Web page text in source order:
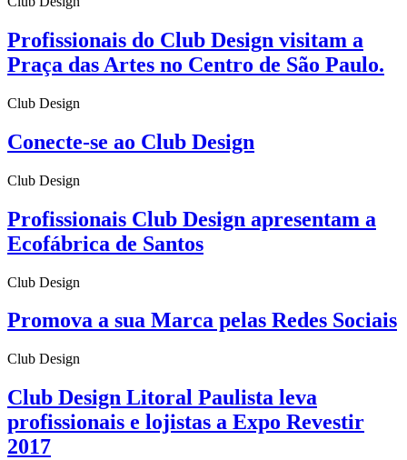
Profissionais do Club Design visitam a
Praça das Artes no Centro de São Paulo.
Club Design
Conecte-se ao Club Design
Club Design
Profissionais Club Design apresentam a
Ecofábrica de Santos
Club Design
Promova a sua Marca pelas Redes Sociais
Club Design
Club Design Litoral Paulista leva
profissionais e lojistas a Expo Revestir
2017